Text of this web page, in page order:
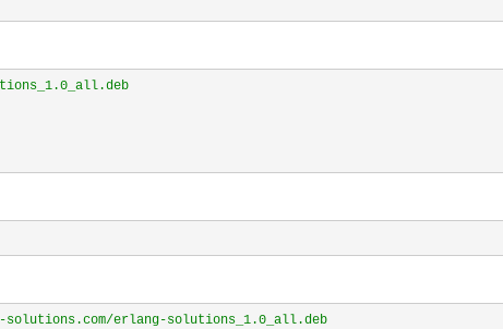
solutions.com/erlang-solutions_1.0_all.deb